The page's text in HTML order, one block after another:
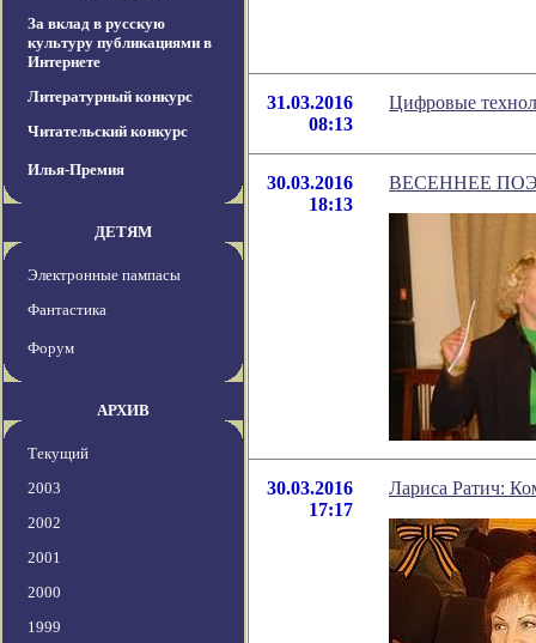
За вклад в русскую
культуру публикациями в
Интернете
Литературный конкурс
Читательский конкурс
Илья-Премия
ДЕТЯМ
Электронные пампасы
Фантастика
Форум
АРХИВ
Текущий
2003
2002
2001
2000
1999
31.03.2016
08:13
Цифровые
30.03.2016
18:13
ВЕСЕННЕЕ
30.03.2016
17:17
Лариса Ратич: